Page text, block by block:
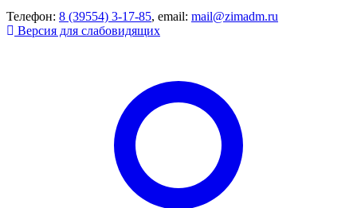
Телефон: 8 (39554) 3-17-85, email: mail@zimadm.ru
Версия для слабовидящих